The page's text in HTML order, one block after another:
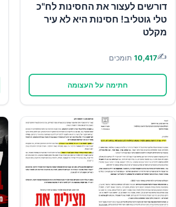
דורשים לעצור את החסינות לח"כ
טלי גוטליב! חסינות היא לא עיר
מקלט
✍️
10,417 תומכים
חתימה על העצומה